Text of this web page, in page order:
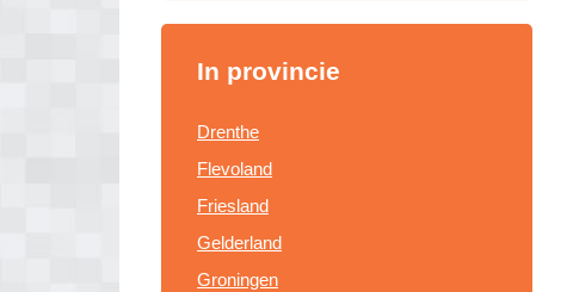
In provincie
Drenthe
Flevoland
Friesland
Gelderland
Groningen